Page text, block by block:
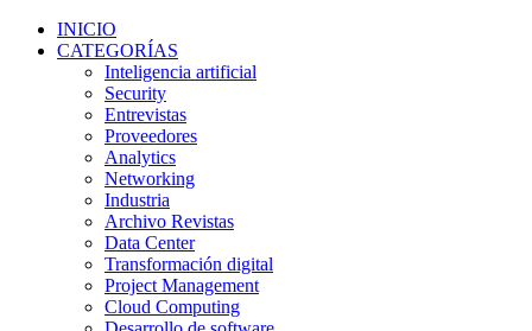
INICIO
CATEGORÍAS
Inteligencia artificial
Security
Entrevistas
Proveedores
Analytics
Networking
Industria
Archivo Revistas
Data Center
Transformación digital
Project Management
Cloud Computing